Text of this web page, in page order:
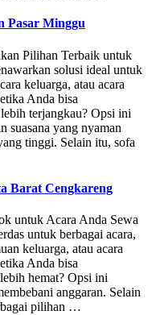
Pasar Minggu
Pilihan Terbaik untuk
solusi ideal untuk
keluarga, atau acara
Anda bisa
terjangkau? Opsi ini
suasana yang nyaman
tinggi. Selain itu, sofa
Barat Cengkareng
untuk Acara Anda Sewa
untuk berbagai acara,
keluarga, atau acara
Anda bisa
hemat? Opsi ini
anggaran. Selain
pilihan …